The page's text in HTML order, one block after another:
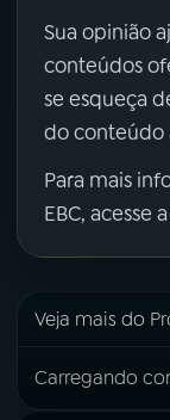
Sua opinião
conteúdos
se esqueça
do conteúdo
Para mais
EBC, acesse
Veja mais do
Carregando